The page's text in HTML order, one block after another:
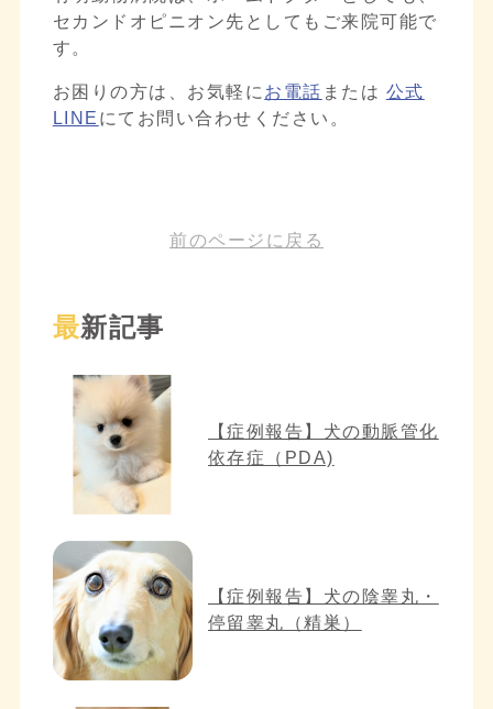
セカンドオピニオン先としてもご来院可能で
す。
お困りの方は、お気軽に お電話 または 公式
LINE にてお問い合わせください。
前のページに戻る
最新記事
【症例報告】犬の動脈管化
依存症（PDA)
【症例報告】犬の陰睾丸・
停留睾丸（精巣）